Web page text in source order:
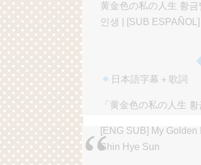
Powered by livedoor
黄金色の私の人生 황
인생 | [SUB
日本語字幕＋歌詞
「黄金色の私の人生
[ENG SUB] My
Shin Hye Sun